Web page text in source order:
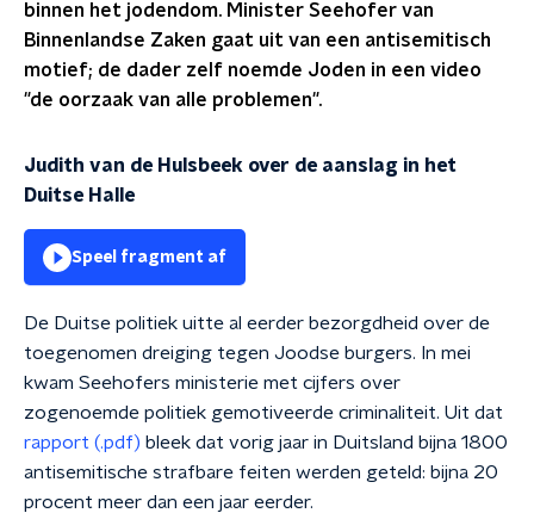
binnen het jodendom. Minister Seehofer van
Binnenlandse Zaken gaat uit van een antisemitisch
motief; de dader zelf noemde Joden in een video
"de oorzaak van alle problemen".
Judith van de Hulsbeek over de aanslag in het
Duitse Halle
Speel fragment af
De Duitse politiek uitte al eerder bezorgdheid over de
toegenomen dreiging tegen Joodse burgers. In mei
kwam Seehofers ministerie met cijfers over
zogenoemde politiek gemotiveerde criminaliteit. Uit dat
rapport (.pdf) bleek dat vorig jaar in Duitsland bijna 1800
antisemitische strafbare feiten werden geteld: bijna 20
procent meer dan een jaar eerder.